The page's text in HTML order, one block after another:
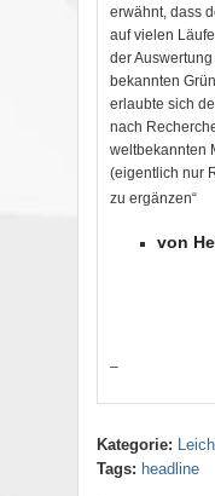
erwähnt, dass
auf vielen
der
bekannten
erlaubte sich
nach
weltbekannten
(eigentlich nur
zu ergänzen“
von
–
Kategorie:
Tags: headline